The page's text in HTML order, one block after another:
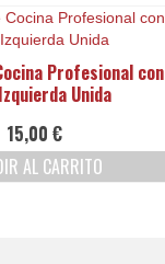
producto
tiene
variantes.
Las
opciones
se
pueden
Profesional con
Unida
15,00€
AL CARRITO